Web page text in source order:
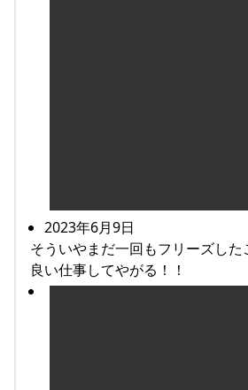
2023年6月9日
そういやまだ一回もフリーズした
良い仕事してやがる！！